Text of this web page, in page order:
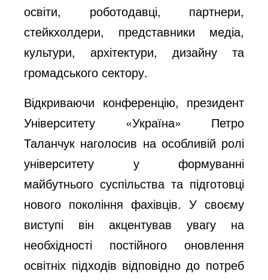
освіти, роботодавці, партнери,
стейкхолдери, представники медіа,
культури, архітектури, дизайну та
громадського сектору.
Відкриваючи конференцію, президент
Університету «Україна» Петро
Таланчук наголосив на особливій ролі
університету у формуванні
майбутнього суспільства та підготовці
нового покоління фахівців. У своєму
виступі він акцентував увагу на
необхідності постійного оновлення
освітніх підходів відповідно до потреб